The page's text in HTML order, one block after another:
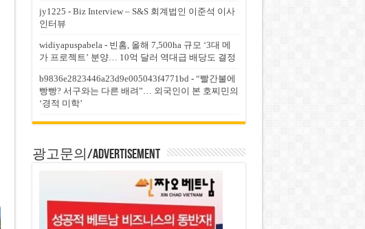
jy1225 - Biz Interview – S&S 회계법인 이준석 이사
인터뷰
widiyapuspabela- 빈홈, 올해 7,500ha 규모 ‘3대 메
가 프로젝트’ 분양… 10억 달러 역대급 배당도 결정
b9836e2823446a23d9e005043f4771bd- “빨간불에
빵빵? 서구와는 다른 배려”… 외국인이 본 호찌민의
‘경적 미학’
광고문의/Advertisement